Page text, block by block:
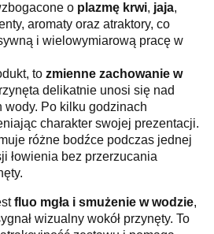
o plazmę krwi, jaja,
aromaty oraz atraktory, co
i wielowymiarową pracę w
to zmienne zachowanie w
delikatnie unosi się nad
wody. Po kilku godzinach
charakter swojej prezentacji.
różne bodźce podczas jednej
łowienia bez przerzucania
fluo mgła i smużenie w wodzie,
wizualny wokół przynęty. To